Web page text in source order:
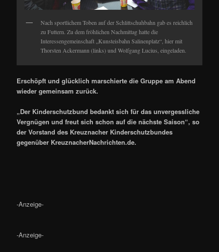
Nach sportlichem Toben auf der Schlittschuhbahn gab es reichlich
zu Futtern. Zu dem fröhlichen Nachmittag hatte die
Interessengemeinschaft „Kunsteisbahn Salinenplatz“, hier mit
Thorsten Ackermann (links) und Wolfgang Lucius, eingeladen.
Erschöpft und glücklich marschierte die Gruppe am Abend
wieder gemeinsam zurück.
„Der Kinderschutzbund bedankt sich für das unvergessliche
Vergnügen und freut sich schon auf die nächste Saison“, so
der Vorstand des Kreuznacher Kinderschutzbundes
gegenüber KreuznacherNachrichten.de.
-Anzeige-
-Anzeige-